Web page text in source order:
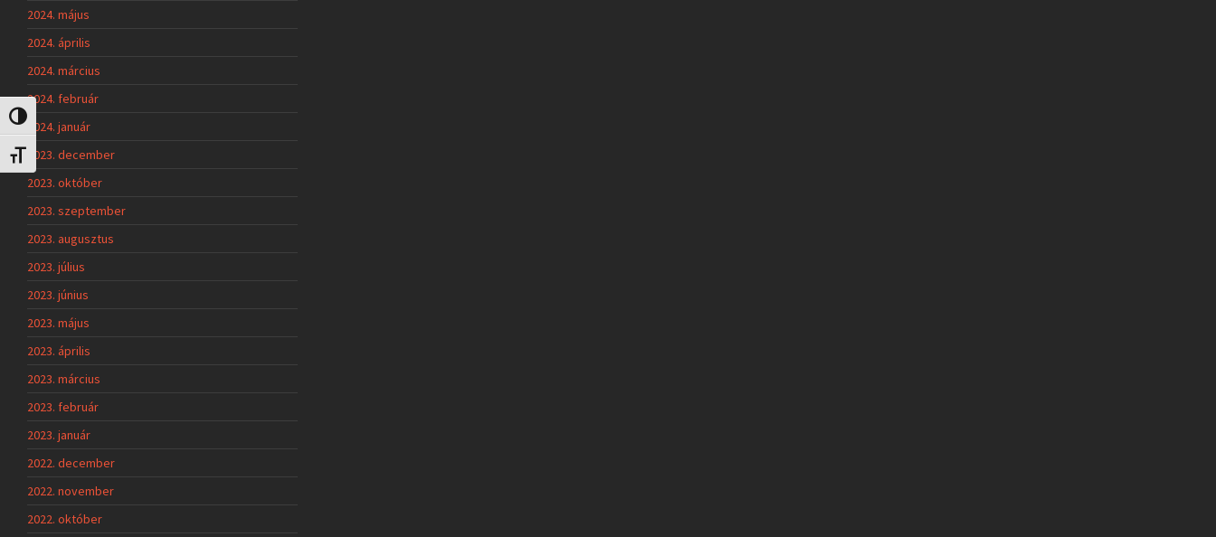
Nagy kontraszt váltása
Betűméret váltása
2024. május
2024. április
2024. március
2024. február
2024. január
2023. december
2023. október
2023. szeptember
2023. augusztus
2023. július
2023. június
2023. május
2023. április
2023. március
2023. február
2023. január
2022. december
2022. november
2022. október